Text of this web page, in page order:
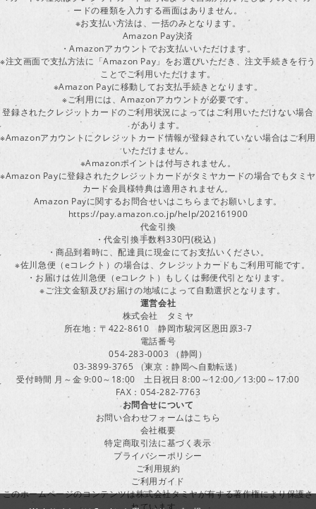
ードの種類を入力する画面はありません。
※お支払い方法は、一括のみとなります。
Amazon Pay決済
・Amazonアカウントでお支払いいただけます。
※注文画面で支払方法に「Amazon Pay」をお選びいただき、注文手続きを行う
ことでご利用いただけます。
※Amazon Payに移動してお支払手続きとなります。
※ご利用には、Amazonアカウントが必要です。
登録されたクレジットカードのご利用状況によってはご利用いただけない場合
があります。
※Amazonアカウントにクレジットカード情報が登録されていない場合はご利用
いただけません。
※Amazonポイントは付与されません。
※Amazon Payに登録されたクレジットカードがタミヤカードの場合でもタミヤ
カード会員様特典は適用されません。
Amazon Payに関するお問合せいはこちらまでお願いします。
https://pay.amazon.co.jp/help/202161900
代金引換
・代金引換手数料330円(税込）
・商品到着時に、配達員に現金にてお支払いください。
※佐川急便（eコレクト）の場合は、クレジットカードもご利用可能です。
・お届けは佐川急便（eコレクト）もしくは郵便代引となります。
※ご注文金額及びお届けの地域によって自動選択となります。
運営会社
株式会社 タミヤ
所在地：〒422-8610 静岡市駿河区恩田原3-7
電話番号
054-283-0003 （静岡）
03-3899-3765 （東京：静岡へ自動転送）
受付時間 月～金 9:00～18:00 土日祝日 8:00～12:00／13:00～17:00
FAX：054-282-7763
お問合せについて
お問い合わせフォームはこちら
会社概要
特定商取引法に基づく表示
プライバシーポリシー
ご利用規約
ご利用ガイド
このホームページのコンテンツは株式会社タミヤが有する著作権により保護さ
れています。